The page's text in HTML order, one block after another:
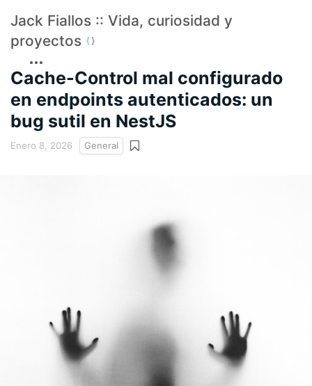
Jack Fiallos :: Vida, curiosidad y
proyectos
Cache-Control mal configurado
en endpoints autenticados: un
bug sutil en NestJS
Enero 8, 2026 General